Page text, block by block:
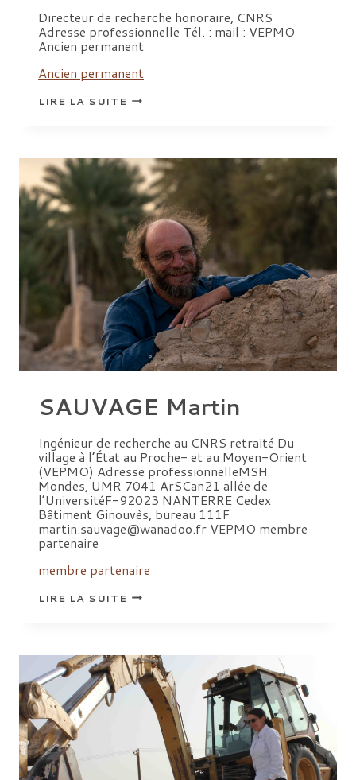
Directeur de recherche honoraire, CNRS
Adresse professionnelle Tél. : mail : VEPMO
Ancien permanent
Ancien permanent
LIRE LA SUITELE
BRUN
SAUVAGE Martin
Ingénieur de recherche au CNRS retraité Du
village à l’État au Proche- et au Moyen-Orient
(VEPMO) Adresse professionnelleMSH
Mondes, UMR 7041 ArSCan21 allée de
l’UniversitéF-92023 NANTERRE Cedex
Bâtiment Ginouvès, bureau 111F
martin.sauvage@wanadoo.fr VEPMO membre
partenaire
membre partenaire
LIRE LA SUITESAUVAGE
MARTIN